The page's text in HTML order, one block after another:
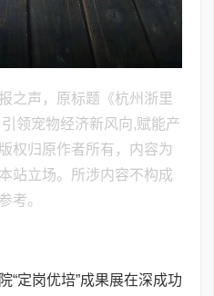
之声，原标题《杭州浙里
领宠物经济新风向,赋能产
权归原作者所有，内容为
站立场。所涉内容不构成
考。
“定岗优培”成果展在深成功